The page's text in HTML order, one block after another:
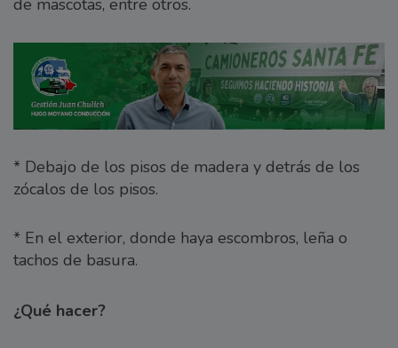
de mascotas, entre otros.
* Debajo de los pisos de madera y detrás de los
zócalos de los pisos.
* En el exterior, donde haya escombros, leña o
tachos de basura.
¿Qué hacer?